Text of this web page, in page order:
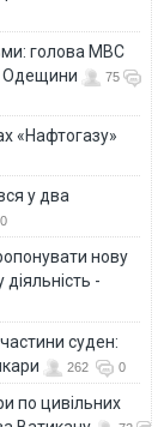
голова МВС
Одещини
75
«Нафтогазу»
у два
0
нову
-
суден:
262 0
по цивільних